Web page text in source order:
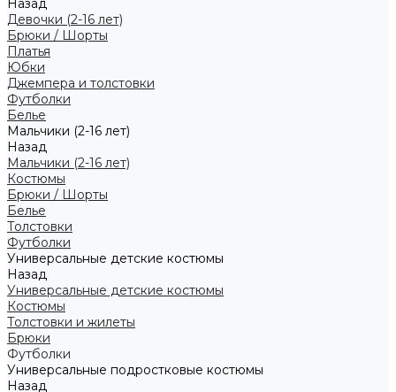
Назад
Девочки (2-16 лет)
Брюки / Шорты
Платья
Юбки
Джемпера и толстовки
Футболки
Белье
Мальчики (2-16 лет)
Назад
Мальчики (2-16 лет)
Костюмы
Брюки / Шорты
Белье
Толстовки
Футболки
Универсальные детские костюмы
Назад
Универсальные детские костюмы
Костюмы
Толстовки и жилеты
Брюки
Футболки
Универсальные подростковые костюмы
Назад